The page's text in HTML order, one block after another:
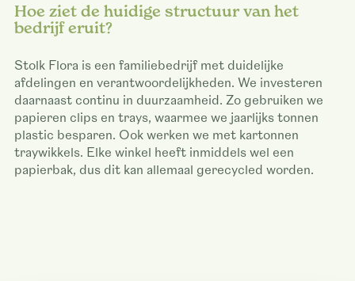
Hoe ziet de huidige structuur van het
bedrijf eruit?
Stolk Flora is een familiebedrijf met duidelijke
afdelingen en verantwoordelijkheden. We investeren
daarnaast continu in duurzaamheid. Zo gebruiken we
papieren clips en trays, waarmee we jaarlijks tonnen
plastic besparen. Ook werken we met kartonnen
traywikkels. Elke winkel heeft inmiddels wel een
papierbak, dus dit kan allemaal gerecycled worden.